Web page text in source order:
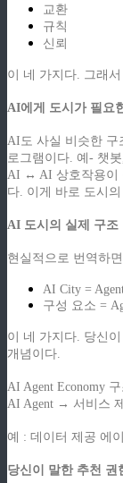
교환
규칙
신뢰
이 네 가지다. 그래
AI에게 도시가 필요
AI도 사실 비슷한 구
로그램이다. 예- 챗
AI ↔ AI 상호작용이
다. 이게 바로 도시
AI 도시의 실제 구조
현실적으로 번역하
AI City =
구성 요소 =
이 네 가지다. 당신
개념이다.
AI Agent Economy
AI Agent → 서비스
예 : 데이터 제공 에
당신이 말한 추천 권